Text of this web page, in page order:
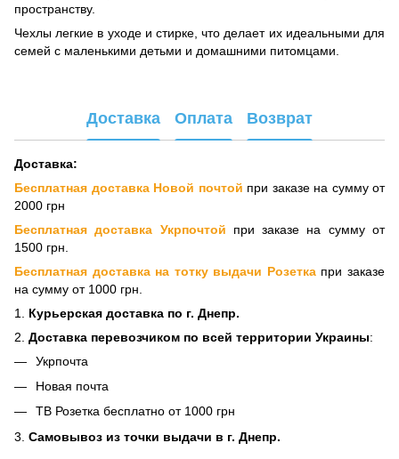
пространству.
Чехлы легкие в уходе и стирке, что делает их идеальными для
семей с маленькими детьми и домашними питомцами.
Доставка Оплата Возврат
Доставка:
Бесплатная доставка Новой почтой при заказе на сумму от
2000 грн
Бесплатная доставка Укрпочтой
при заказе на сумму от
1500 грн.
Бесплатная доставка на тотку выдачи Розетка при заказе
на сумму от 1000 грн.
1. Курьерская доставка по г. Днепр.
2. Доставка перевозчиком по всей территории Украины:
Укрпочта
Новая почта
ТВ Розетка бесплатно от 1000 грн
3. Самовывоз из точки выдачи в г. Днепр.